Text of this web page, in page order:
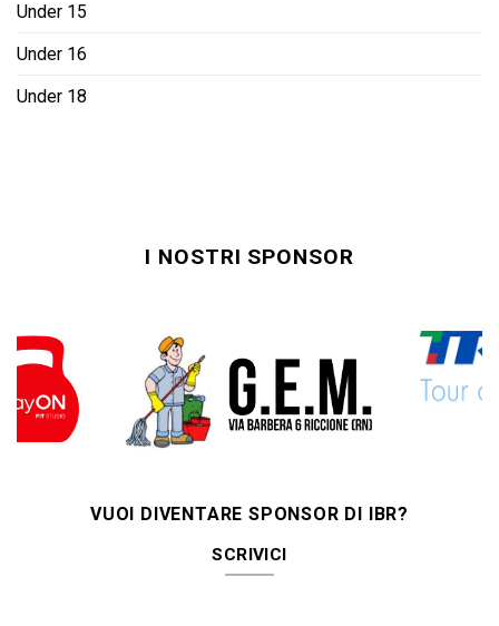
Under 15
Under 16
Under 18
I NOSTRI SPONSOR
VUOI DIVENTARE SPONSOR DI IBR?
SCRIVICI